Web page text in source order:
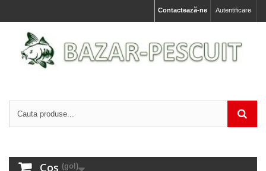
Autentificare
Contactează-ne
Coș (gol)